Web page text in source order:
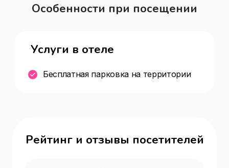
Особенности при посещении
Услуги в отеле
Бесплатная парковка на территории
Рейтинг и отзывы посетителей